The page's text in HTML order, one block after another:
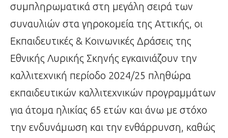
συμπληρωματικά στη μεγάλη σειρά των
συναυλιών στα γηροκομεία της Αττικής, οι
Εκπαιδευτικές & Κοινωνικές Δράσεις της
Εθνικής Λυρικής Σκηνής εγκαινιάζουν την
καλλιτεχνική περίοδο 2024/25 πληθώρα
εκπαιδευτικών καλλιτεχνικών προγραμμάτων
για άτομα ηλικίας 65 ετών και άνω με στόχο
την ενδυνάμωση και την ενθάρρυνση, καθώς